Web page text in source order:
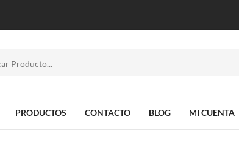
PRODUCTOS CONTACTO BLOG MI CUENTA